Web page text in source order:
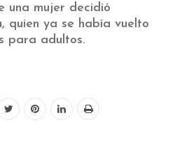
una mujer decidió
quien ya se había vuelto
para adultos.